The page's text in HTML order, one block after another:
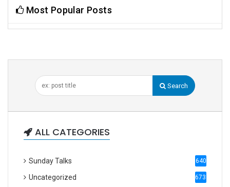
Most Popular Posts
Search
ALL CATEGORIES
Sunday Talks 640
Uncategorized 6738